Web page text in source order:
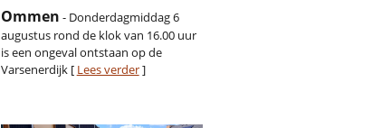
Ommen - Donderdagmiddag 6
augustus rond de klok van 16.00 uur
is een ongeval ontstaan op de
Varsenerdijk [ Lees verder]